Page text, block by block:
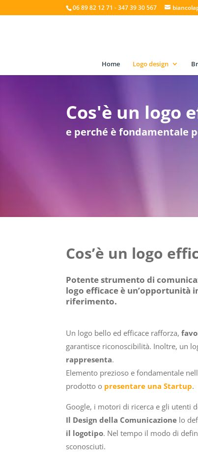
06 89 82 12 71 - 347 39 30 567
Home Logo design
Cos'è un logo
e perché è fondamentale
Cos’è un logo
Potente strumento di
logo efficace è
riferimento.
Un logo bello ed efficace rafforza,
garantisce riconoscibilità. Inoltre, un
rappresenta.
Elemento prezioso e fondamentale
prodotto o presentare una Startup.
Google, i motori di ricerca e gli utenti
Il Design della Comunicazione lo
il logotipo. Nel tempo il modo di
sconosciuti.